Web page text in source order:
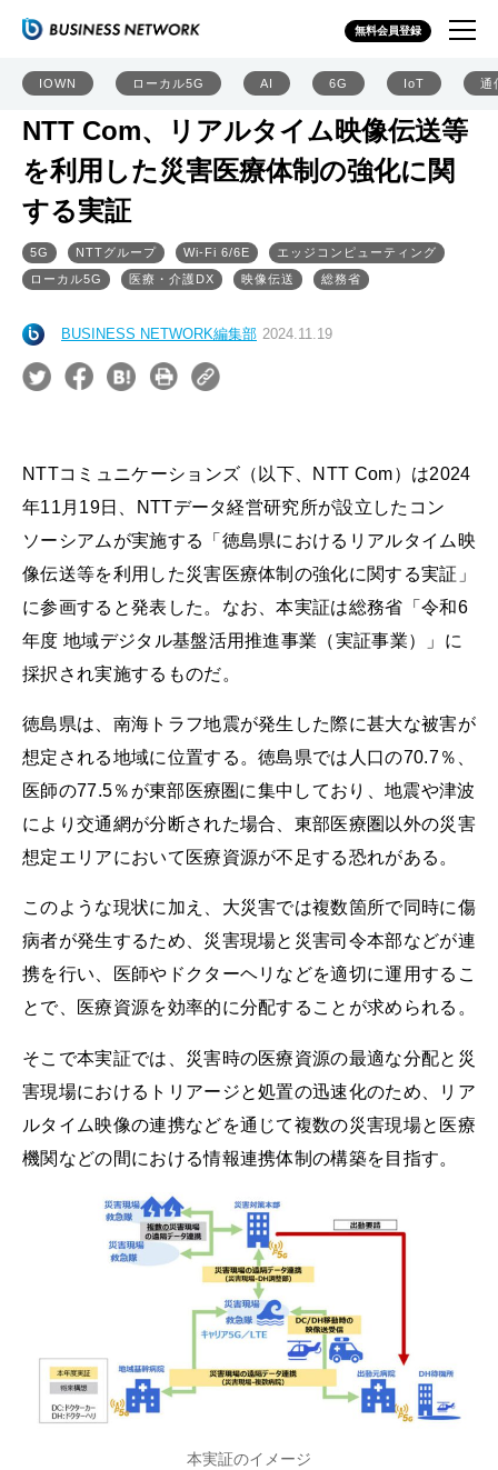
無料会員登録
IOWN ローカル5G AI 6G IoT 通
NTT Com、リアルタイム映像伝送等
を利用した災害医療体制の強化に関
する実証
5G NTTグループ Wi-Fi 6/6E
エッジコンピューティング
ローカル5G
医療・介護DX 映像伝送 総務省
BUSINESS NETWORK編集部 2024.11.19
NTTコミュニケーションズ（以下、NTT Com）は2024
年11月19日、NTTデータ経営研究所が設立したコン
ソーシアムが実施する「徳島県におけるリアルタイム映
像伝送等を利用した災害医療体制の強化に関する実証」
に参画すると発表した。なお、本実証は総務省「令和6
年度 地域デジタル基盤活用推進事業（実証事業）」に
採択され実施するものだ。
徳島県は、南海トラフ地震が発生した際に甚大な被害が
想定される地域に位置する。徳島県では人口の70.7％、
医師の77.5％が東部医療圏に集中しており、地震や津波
により交通網が分断された場合、東部医療圏以外の災害
想定エリアにおいて医療資源が不足する恐れがある。
このような現状に加え、大災害では複数箇所で同時に傷
病者が発生するため、災害現場と災害司令本部などが連
携を行い、医師やドクターヘリなどを適切に運用するこ
とで、医療資源を効率的に分配することが求められる。
そこで本実証では、災害時の医療資源の最適な分配と災
害現場におけるトリアージと処置の迅速化のため、リア
ルタイム映像の連携などを通じて複数の災害現場と医療
機関などの間における情報連携体制の構築を目指す。
本実証のイメージ